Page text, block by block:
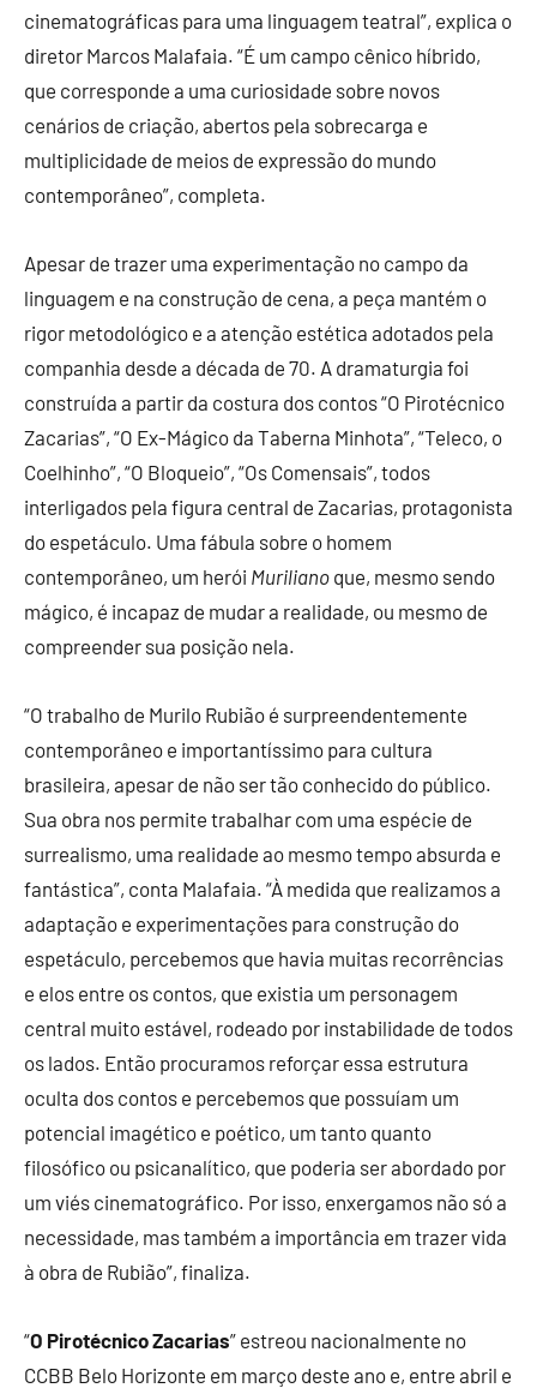
cinematográficas para uma linguagem teatral”, explica o
diretor Marcos Malafaia. “É um campo cênico híbrido,
que corresponde a uma curiosidade sobre novos
cenários de criação, abertos pela sobrecarga e
multiplicidade de meios de expressão do mundo
contemporâneo”, completa.
Apesar de trazer uma experimentação no campo da
linguagem e na construção de cena, a peça mantém o
rigor metodológico e a atenção estética adotados pela
companhia desde a década de 70. A dramaturgia foi
construída a partir da costura dos contos “O Pirotécnico
Zacarias”, “O Ex-Mágico da Taberna Minhota”, “Teleco, o
Coelhinho”, “O Bloqueio”, “Os Comensais”, todos
interligados pela figura central de Zacarias, protagonista
do espetáculo. Uma fábula sobre o homem
contemporâneo, um herói Muriliano que, mesmo sendo
mágico, é incapaz de mudar a realidade, ou mesmo de
compreender sua posição nela.
“O trabalho de Murilo Rubião é surpreendentemente
contemporâneo e importantíssimo para cultura
brasileira, apesar de não ser tão conhecido do público.
Sua obra nos permite trabalhar com uma espécie de
surrealismo, uma realidade ao mesmo tempo absurda e
fantástica”, conta Malafaia. “À medida que realizamos a
adaptação e experimentações para construção do
espetáculo, percebemos que havia muitas recorrências
e elos entre os contos, que existia um personagem
central muito estável, rodeado por instabilidade de todos
os lados. Então procuramos reforçar essa estrutura
oculta dos contos e percebemos que possuíam um
potencial imagético e poético, um tanto quanto
filosófico ou psicanalítico, que poderia ser abordado por
um viés cinematográfico. Por isso, enxergamos não só a
necessidade, mas também a importância em trazer vida
à obra de Rubião”, finaliza.
“O Pirotécnico Zacarias” estreou nacionalmente no
CCBB Belo Horizonte em março deste ano e, entre abril e